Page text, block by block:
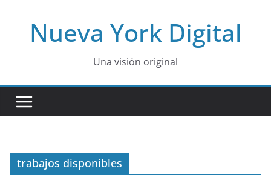
contentNueva York Digital
Una visión original
trabajos disponibles